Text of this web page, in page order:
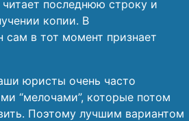
читает последнюю строку и
копии. В
сам в тот момент признает
юристы очень часто
“мелочами”, которые потом
Поэтому лучшим вариантом